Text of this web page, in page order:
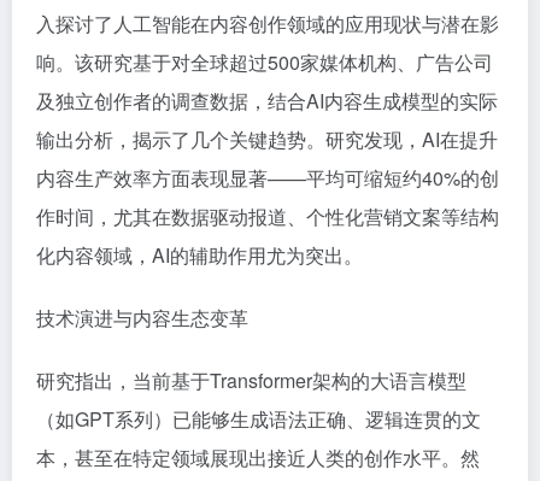
入探讨了人工智能在内容创作领域的应用现状与潜在影
响。该研究基于对全球超过500家媒体机构、广告公司
及独立创作者的调查数据，结合AI内容生成模型的实际
输出分析，揭示了几个关键趋势。研究发现，AI在提升
内容生产效率方面表现显著——平均可缩短约40%的创
作时间，尤其在数据驱动报道、个性化营销文案等结构
化内容领域，AI的辅助作用尤为突出。
技术演进与内容生态变革
研究指出，当前基于Transformer架构的大语言模型
（如GPT系列）已能够生成语法正确、逻辑连贯的文
本，甚至在特定领域展现出接近人类的创作水平。然